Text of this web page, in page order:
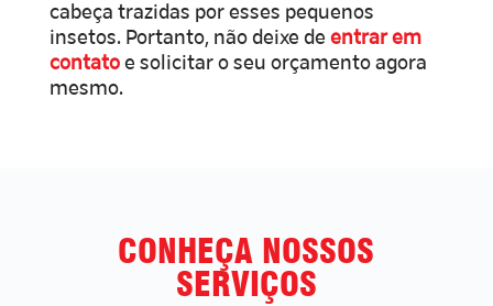
cabeça trazidas por esses pequenos
insetos. Portanto, não deixe de entrar em
contatoe solicitar o seu orçamento agora
mesmo.
CONHEÇA NOSSOS
SERVIÇOS